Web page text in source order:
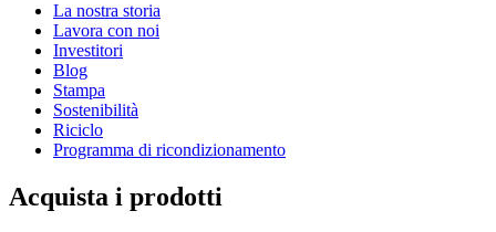
La nostra storia
Lavora con noi
Investitori
Blog
Stampa
Sostenibilità
Riciclo
Programma di ricondizionamento
Acquista i prodotti